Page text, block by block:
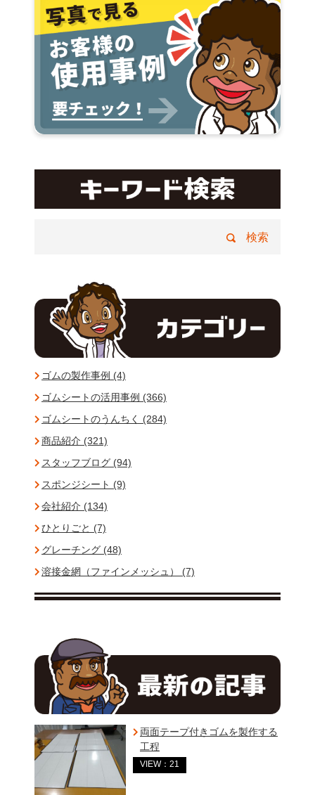
ゴムの製作事例 (4)
ゴムシートの活用事例 (366)
ゴムシートのうんちく (284)
商品紹介 (321)
スタッフブログ (94)
スポンジシート (9)
会社紹介 (134)
ひとりごと (7)
グレーチング (48)
溶接金網（ファインメッシュ） (7)
両面テープ付きゴムを製作する
工程
VIEW：21